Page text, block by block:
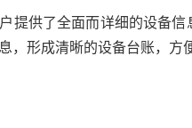
提供了全面而详细的设备
，形成清晰的设备台账，方